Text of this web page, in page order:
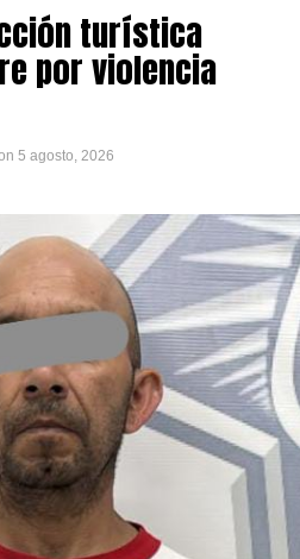
turística
por violencia
5 agosto, 2026